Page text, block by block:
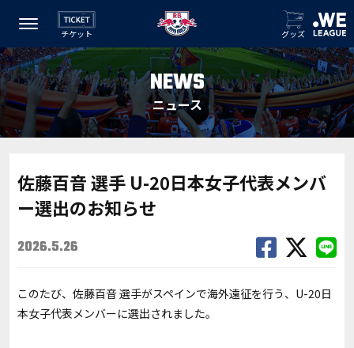
チケット グッズ
NEWS
ニュース
佐藤百音 選手 U-20日本女子代表メンバ
ー選出のお知らせ
2026.5.26
このたび、佐藤百音 選手がスペインで海外遠征を行う、U-20日
本女子代表メンバーに選出されました。